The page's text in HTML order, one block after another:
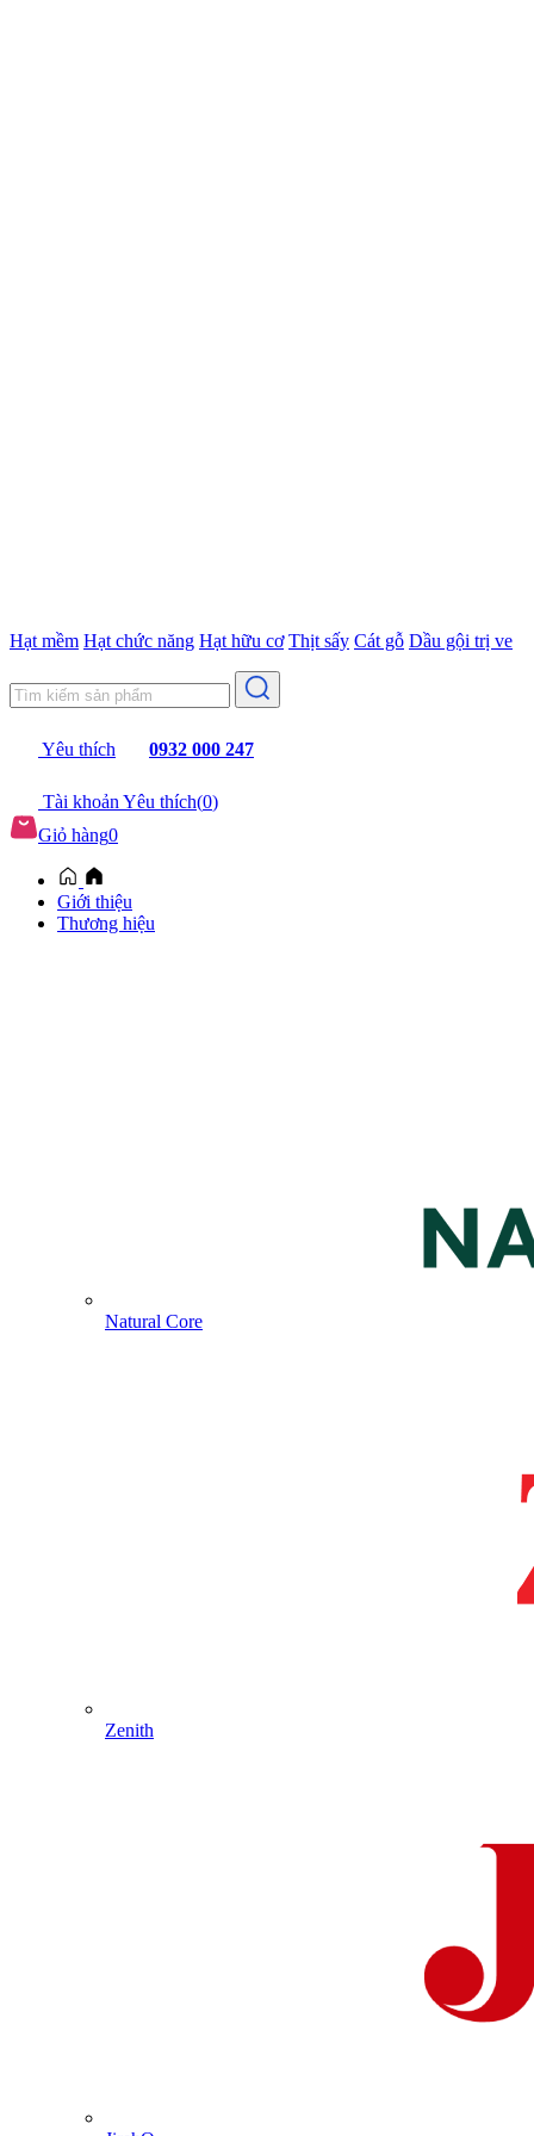
Hạt mềm Hạt chức năng Hạt hữu cơ Thịt sấy Cát gỗ Dầu gội trị ve
Yêu thích 0932 000 247
Tài khoản Yêu thích(0)
Giỏ hàng0
Giới thiệu
Thương hiệu
Natural Core
Zenith